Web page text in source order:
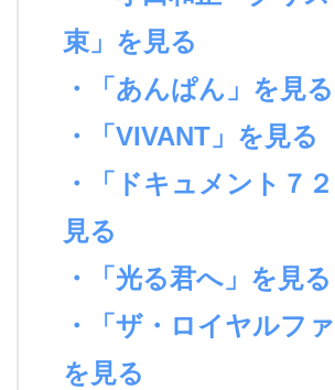
束」を見る
・「あんぱん」を見る
・「VIVANT」を見る
・「ドキュメント７
見る
・「光る君へ」を見る
・「ザ・ロイヤルファ
を見る